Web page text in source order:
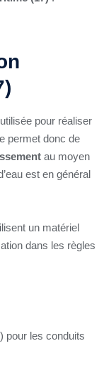
pour réaliser
permet donc de
au moyen
est en général
un matériel
dans les règles
pour les conduits